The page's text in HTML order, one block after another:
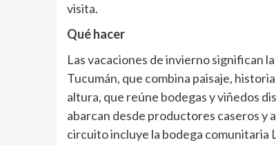
visita.
Qué hacer
Las vacaciones de invierno significan
Tucumán, que combina paisaje,
altura, que reúne bodegas y viñedos
abarcan desde productores caseros y
circuito incluye la bodega comunitaria